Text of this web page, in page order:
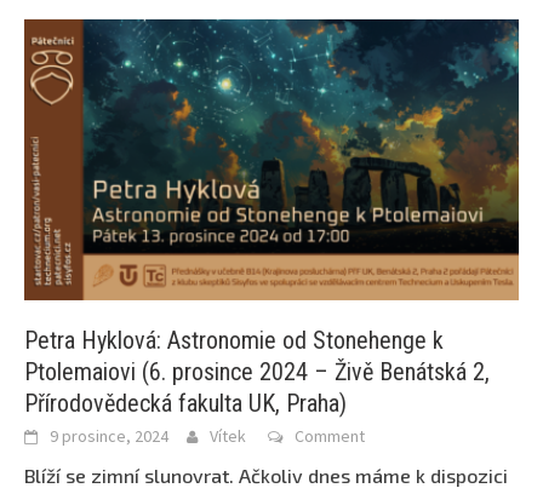
Petra Hyklová: Astronomie od Stonehenge k
Ptolemaiovi (6. prosince 2024 – Živě Benátská 2,
Přírodovědecká fakulta UK, Praha)
9 prosince, 2024 Vítek Comment
Blíží se zimní slunovrat. Ačkoliv dnes máme k dispozici